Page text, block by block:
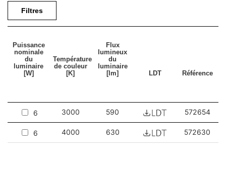
Autres produits de la famille Sq LED
Filtres
Puissance
nominale
du
luminaire
[W]
Température
de couleur
[K]
Flux
lumineux
du
luminaire
[lm]
LDT Référence
6 3000 590 572654
6 4000 630 572630